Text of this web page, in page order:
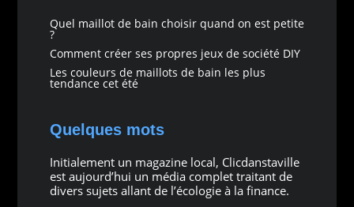
Quel maillot de bain choisir quand on est petite
?
Comment créer ses propres jeux de société DIY
Les couleurs de maillots de bain les plus
tendance cet été
Quelques mots
Initialement un magazine local, Clicdanstaville
est aujourd’hui un média complet traitant de
divers sujets allant de l’écologie à la finance.